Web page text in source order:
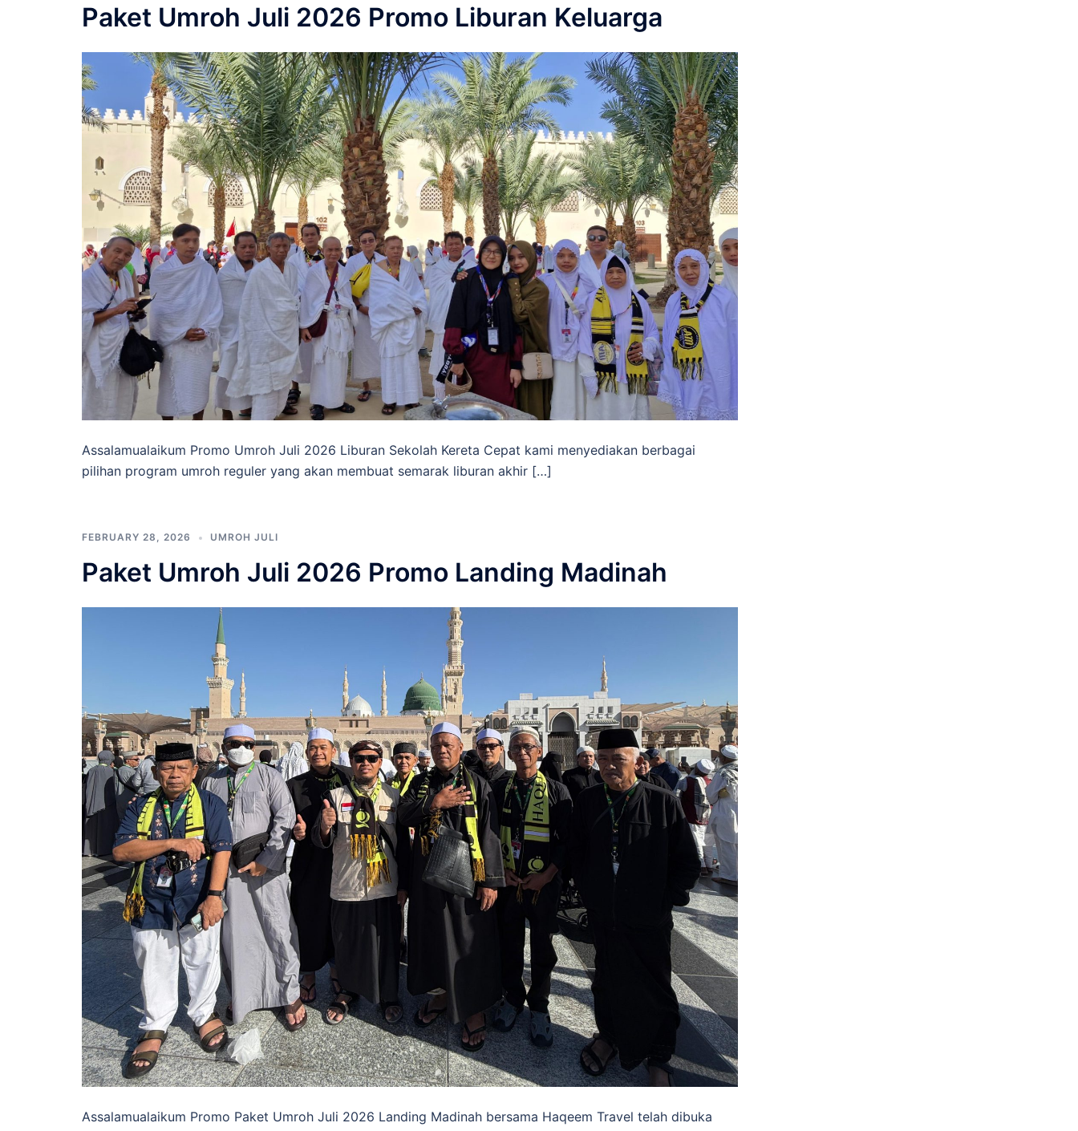
Paket Umroh Juli 2026 Promo Liburan Keluarga
Assalamualaikum Promo Umroh Juli 2026 Liburan Sekolah Kereta Cepat kami menyediakan berbagai
pilihan program umroh reguler yang akan membuat semarak liburan akhir […]
FEBRUARY 28, 2026 UMROH JULI
Paket Umroh Juli 2026 Promo Landing Madinah
Assalamualaikum Promo Paket Umroh Juli 2026 Landing Madinah bersama Haqeem Travel telah dibuka